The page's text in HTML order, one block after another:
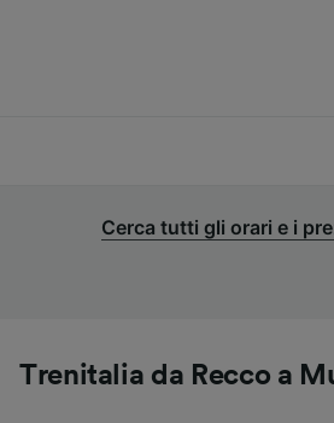
Cerca tutti gli orari e i
Trenitalia da Recco a